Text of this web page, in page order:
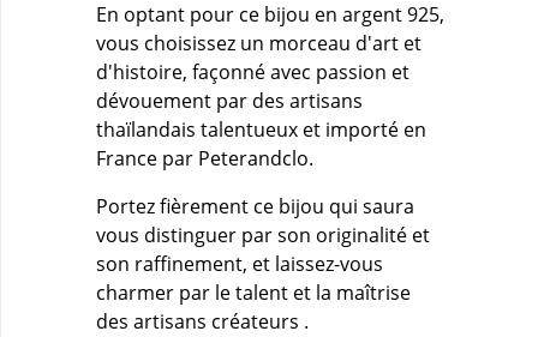
En optant pour ce bijou en argent 925,
vous choisissez un morceau d'art et
d'histoire, façonné avec passion et
dévouement par des artisans
thaïlandais talentueux et importé en
France par Peterandclo.
Portez fièrement ce bijou qui saura
vous distinguer par son originalité et
son raffinement, et laissez-vous
charmer par le talent et la maîtrise
des artisans créateurs .